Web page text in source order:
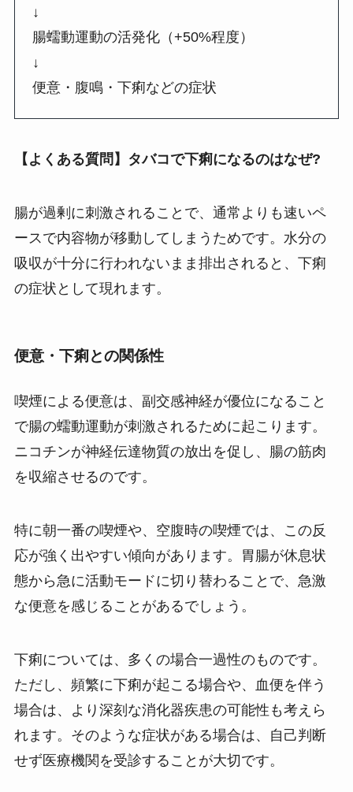
↓
腸蠕動運動の活発化（+50%程度）
↓
便意・腹鳴・下痢などの症状
【よくある質問】タバコで下痢になるのはなぜ?
腸が過剰に刺激されることで、通常よりも速いペ
ースで内容物が移動してしまうためです。水分の
吸収が十分に行われないまま排出されると、下痢
の症状として現れます。
便意・下痢との関係性
喫煙による便意は、副交感神経が優位になること
で腸の蠕動運動が刺激されるために起こります。
ニコチンが神経伝達物質の放出を促し、腸の筋肉
を収縮させるのです。
特に朝一番の喫煙や、空腹時の喫煙では、この反
応が強く出やすい傾向があります。胃腸が休息状
態から急に活動モードに切り替わることで、急激
な便意を感じることがあるでしょう。
下痢については、多くの場合一過性のものです。
ただし、頻繁に下痢が起こる場合や、血便を伴う
場合は、より深刻な消化器疾患の可能性も考えら
れます。そのような症状がある場合は、自己判断
せず医療機関を受診することが大切です。